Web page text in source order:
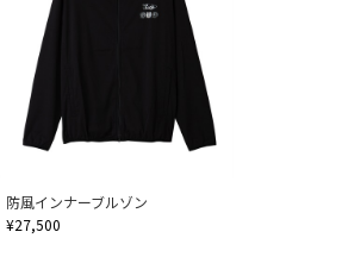
防風インナーブルゾン
¥27,500